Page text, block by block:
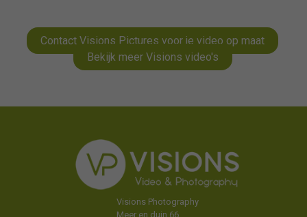
Contact Visions Pictures voor je video op maat
Bekijk meer Visions video's
Visions Photography
Meer en duin 66